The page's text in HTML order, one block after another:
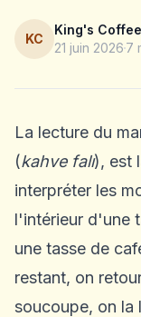
KC
King's
21 juin 2026 7
La lecture du
(kahve falı), est
interpréter les
l'intérieur d'une
une tasse de
restant, on
soucoupe, on la